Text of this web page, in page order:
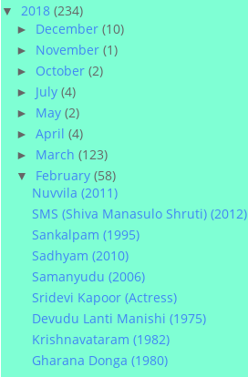
▼ 2018 (234)
► December(10)
► November(1)
► October(2)
► July(4)
► May(2)
►April(4)
► March(123)
▼ February(58)
Nuvvila (2011)
SMS (Shiva Manasulo Shruti) (2012)
Sankalpam (1995)
Sadhyam (2010)
Samanyudu (2006)
Sridevi Kapoor (Actress)
Devudu Lanti Manishi (1975)
Krishnavataram (1982)
Gharana Donga (1980)